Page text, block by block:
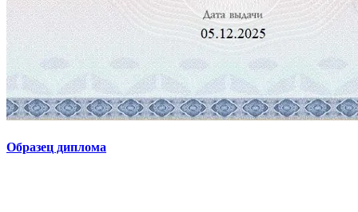
Образец диплома